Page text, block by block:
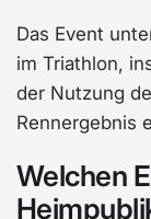
Das Event
im Triathlon,
der Nutzung
Rennergebnis
Welchen